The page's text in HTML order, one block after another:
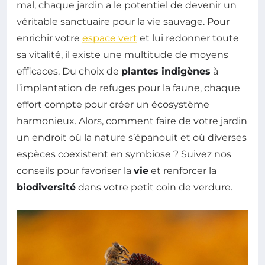
mal, chaque jardin a le potentiel de devenir un
véritable sanctuaire pour la vie sauvage. Pour
enrichir votre espace vert et lui redonner toute
sa vitalité, il existe une multitude de moyens
efficaces. Du choix de plantes indigènes à
l’implantation de refuges pour la faune, chaque
effort compte pour créer un écosystème
harmonieux. Alors, comment faire de votre jardin
un endroit où la nature s’épanouit et où diverses
espèces coexistent en symbiose ? Suivez nos
conseils pour favoriser la vie et renforcer la
biodiversité dans votre petit coin de verdure.